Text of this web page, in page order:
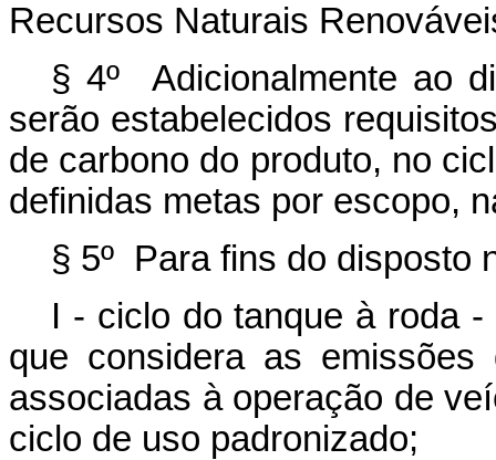
Recursos Naturais
§ 4º Adicionalmente ao
serão estabelecidos
de carbono do produto, no
definidas metas por escopo,
§ 5º Para fins do disposto
I - ciclo do tanque à roda
que considera as
associadas à operação de
ciclo de uso padronizado;